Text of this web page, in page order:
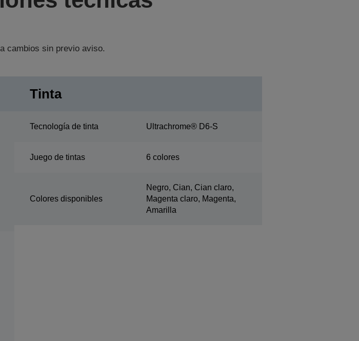
cambios sin previo aviso.
Tinta
Tecnología de tinta Ultrachrome® D6-S
Juego de tintas 6 colores
Colores disponibles
Negro, Cian, Cian claro,
Magenta claro, Magenta,
Amarilla